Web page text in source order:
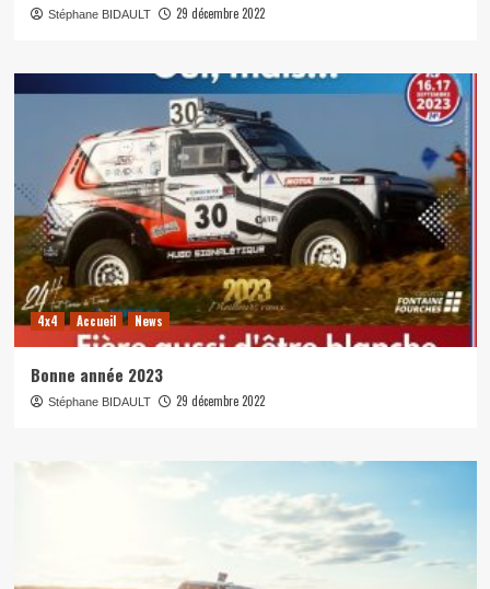
Stéphane BIDAULT 29 décembre 2022
4x4 Accueil News
Bonne année 2023
Stéphane BIDAULT 29 décembre 2022